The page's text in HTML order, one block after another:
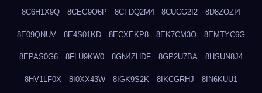
8C6H1X9Q 8CEG9O6P 8CFDQ2M4 8CUCG2I2 8D8ZOZI4
8E09QNUV 8E4S01KD 8ECXEKP8 8EK7CM3O 8EMTYC6G
8EPAS0G6 8FLU9KW0 8GN4ZHDF 8GP2U7BA 8HSUN8J4
8HV1LF0X 8I0XX43W 8IGK9S2K 8IKCGRHJ 8IN6KUU1